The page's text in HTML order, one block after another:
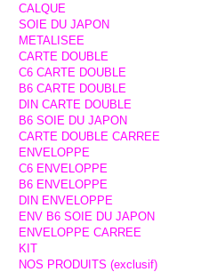
CALQUE
SOIE DU JAPON
METALISEE
CARTE DOUBLE
C6 CARTE DOUBLE
B6 CARTE DOUBLE
DIN CARTE DOUBLE
B6 SOIE DU JAPON
CARTE DOUBLE CARREE
ENVELOPPE
C6 ENVELOPPE
B6 ENVELOPPE
DIN ENVELOPPE
ENV B6 SOIE DU JAPON
ENVELOPPE CARREE
KIT
NOS PRODUITS (exclusif)